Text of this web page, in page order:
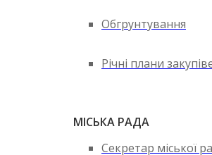
Обгрунтування
Річні плани
МІСЬКА РАДА
Секретар міської